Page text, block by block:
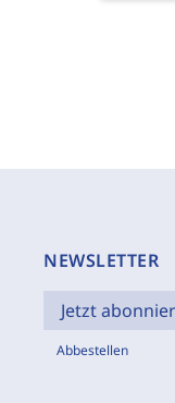
NEWSLETTER
Jetzt
Abbestellen